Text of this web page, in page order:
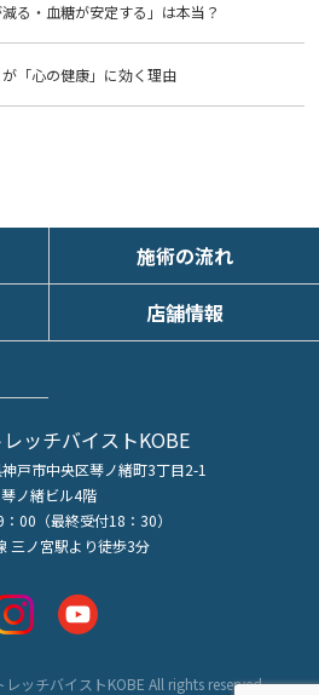
る・血糖が安定する」は本当？
「心の健康」に効く理由
施術の流れ
店舗情報
ッチバイストKOBE
戸市中央区琴ノ緒町3丁目2-1
琴ノ緒ビル4階
00（最終受付18：30）
三ノ宮駅より徒歩3分
ッチバイストKOBE All rights reserved.